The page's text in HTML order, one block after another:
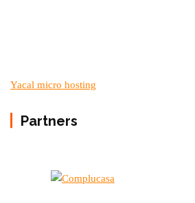
Yacal micro hosting
Partners